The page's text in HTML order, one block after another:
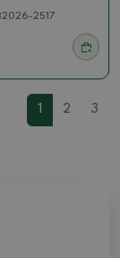
2517
1 2 3